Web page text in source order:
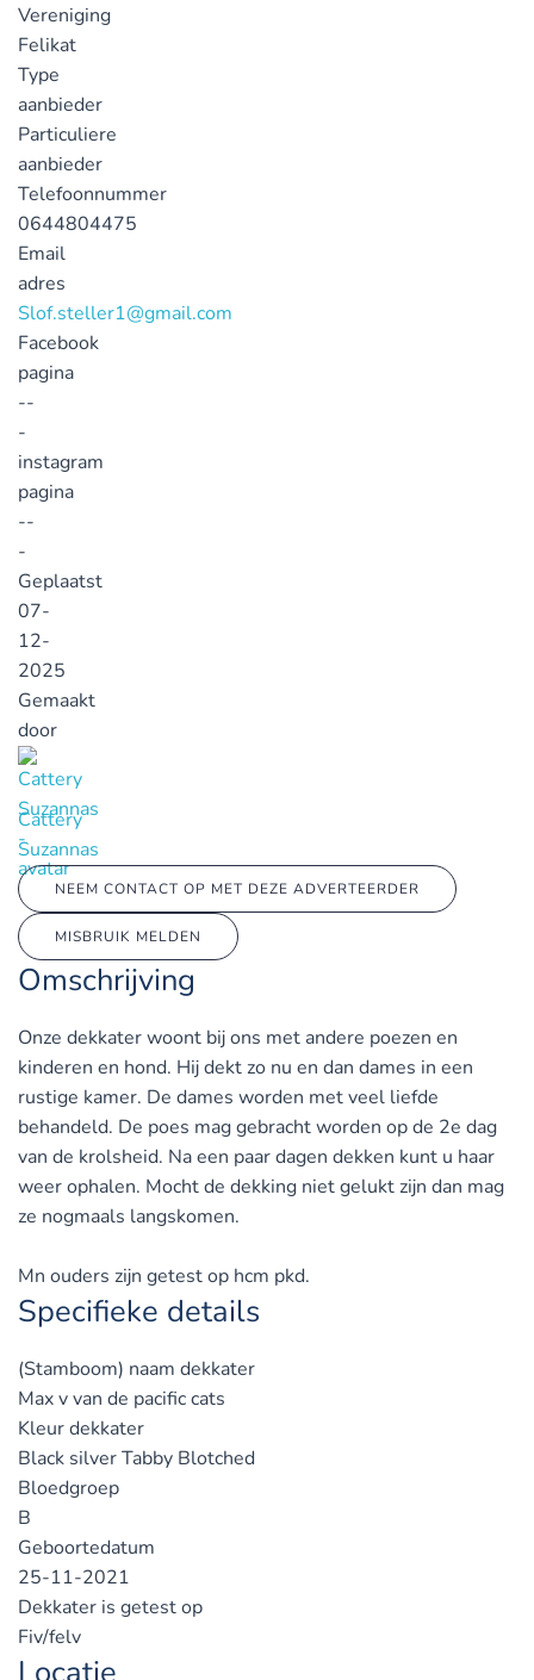
Vereniging
Felikat
Type
aanbieder
Particuliere
aanbieder
Telefoonnummer
0644804475
Email
adres
Slof.steller1@gmail.com
Facebook
pagina
--
-
instagram
pagina
--
-
Geplaatst
07-
12-
2025
Gemaakt
door
Cattery
Suzannas
NEEM CONTACT OP MET DEZE ADVERTEERDER
MISBRUIK MELDEN
Omschrijving
Onze dekkater woont bij ons met andere poezen en
kinderen en hond. Hij dekt zo nu en dan dames in een
rustige kamer. De dames worden met veel liefde
behandeld. De poes mag gebracht worden op de 2e dag
van de krolsheid. Na een paar dagen dekken kunt u haar
weer ophalen. Mocht de dekking niet gelukt zijn dan mag
ze nogmaals langskomen.
Mn ouders zijn getest op hcm pkd.
Specifieke details
(Stamboom) naam dekkater
Max v van de pacific cats
Kleur dekkater
Black silver Tabby Blotched
Bloedgroep
B
Geboortedatum
25-11-2021
Dekkater is getest op
Fiv/felv